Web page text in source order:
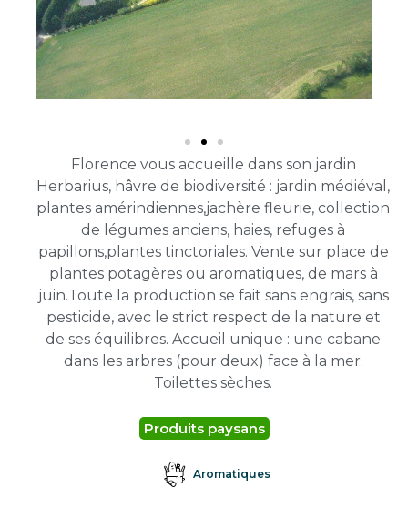
Florence vous accueille dans son jardin
Herbarius, hâvre de biodiversité : jardin médiéval,
plantes amérindiennes,jachère fleurie, collection
de légumes anciens, haies, refuges à
papillons,plantes tinctoriales. Vente sur place de
plantes potagères ou aromatiques, de mars à
juin.Toute la production se fait sans engrais, sans
pesticide, avec le strict respect de la nature et
de ses équilibres. Accueil unique : une cabane
dans les arbres (pour deux) face à la mer.
Toilettes sèches.
Produits paysans
Aromatiques